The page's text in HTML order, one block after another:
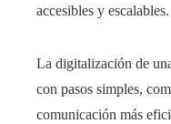
accesibles y escalables.
La digitalización de
con pasos simples,
comunicación más